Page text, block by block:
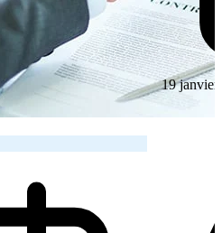
19 janvier